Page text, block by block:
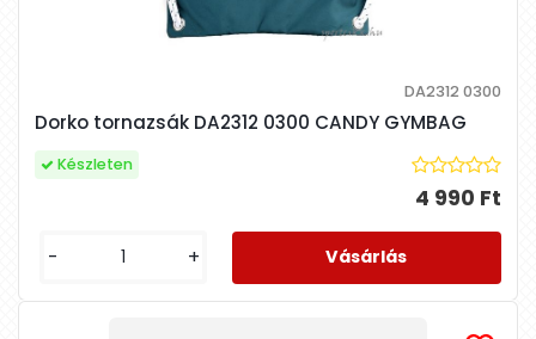
Dorko tornazsák DA2312 0300 CANDY GYMBAG
DA2312 0300
4 990 Ft
Készleten
- +